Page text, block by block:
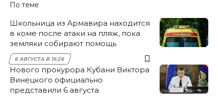
По теме
Школьница из Армавира находится
в коме после атаки на пляж, пока
земляки собирают помощь
6 АВГУСТА В 15:26
Нового прокурора Кубани Виктора
Винецкого официально
представили 6 августа